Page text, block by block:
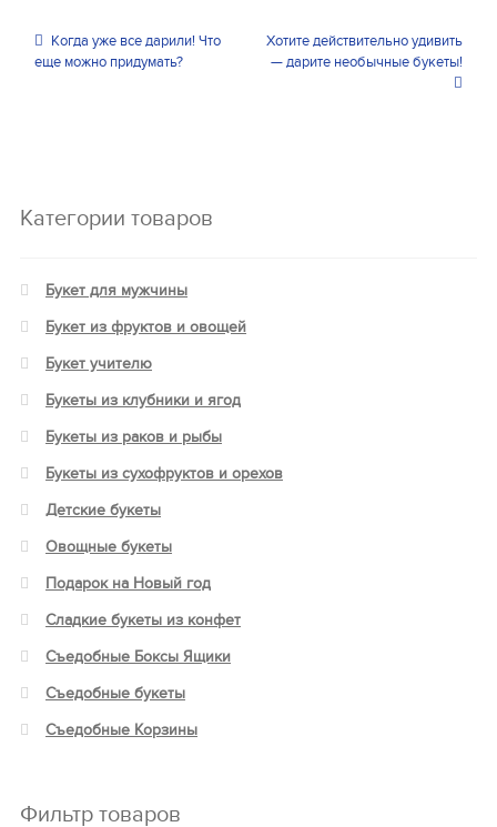
Навигация по записям
Когда уже все дарили! Что
еще можно придумать?
Хотите действительно удивить
— дарите необычные букеты!
Категории товаров
Букет для мужчины
Букет из фруктов и овощей
Букет учителю
Букеты из клубники и ягод
Букеты из раков и рыбы
Букеты из сухофруктов и орехов
Детские букеты
Овощные букеты
Подарок на Новый год
Сладкие букеты из конфет
Съедобные Боксы Ящики
Съедобные букеты
Съедобные Корзины
Фильтр товаров